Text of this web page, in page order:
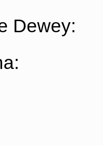
Dewey: